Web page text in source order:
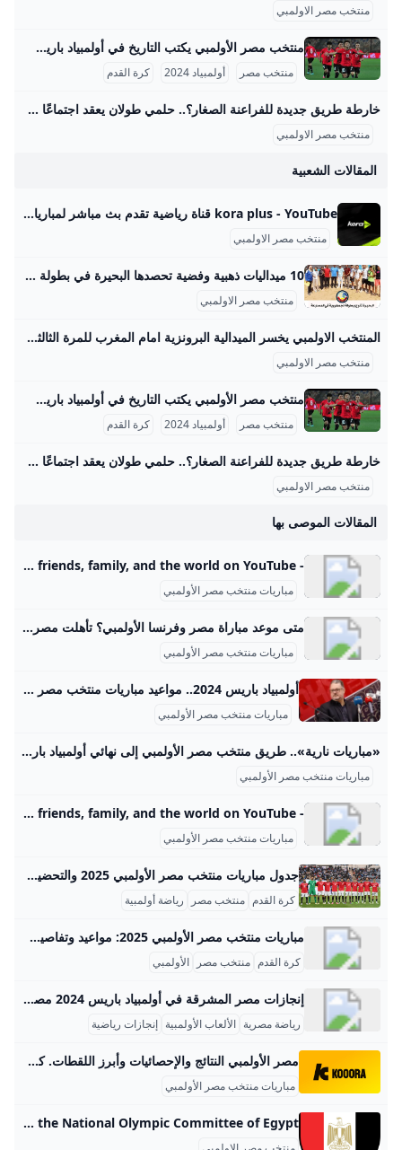
منتخب مصر الاولمبي
منتخب مصر الأولمبي يكتب التاريخ في أولمبياد باريس 2024 منتخب مصر الأولمبي لكرة القدم يعد من أعرق المنتخبات في تاريخ كرة القدم الأولمبية خارج أوروبا، حيث بدأ مشواره في أولمبياد 1920 بأنتويرب، بلجيكا، وكان ذلك أول ظهور رسمي للفراعنة خسر فيه الفريق أمام إيطاليا 2-1. بعد ذلك، حقق المنتخب المصري تقدمًا ملحوظًا في نسخة باريس 1924 حيث وصل إلى ربع النهائي لأول مرة، بعد فوزه على المجر 3-0، مما شكّل بداية قوية في بطولات الأولمبياد. في أولمبياد أمستردام 1928 كان المنتخب المصري واحدًا من أبرز الفرق حيث حقق المركز الرابع بعد فوزه على تركيا 7-1 والبرتغال 2-1، لكنه خسر في نصف النهائي أمام الأرجنتين 6-0، ومن ثم مُني بهزيمة ثقيلة أمام إيطاليا 11-3 في مباراة تحديد المركز الثالث.
منتخب مصر أولمبياد 2024 كرة القدم
خارطة طريق جديدة للفراعنة الصغار؟.. حلمي طولان يعقد اجتماعًا مصيريًا مع الجهاز الفني لمنتخب مصر الأولمبي – جريدة مانشيت عقد الجهاز الفني لمنتخب مصر تحت 23 سنة اجتماعًا اليوم برئاسة حلمي طولان، لمناقشة كافة الترتيبات الفنية والإدارية والطبية الخاصة بالمعسكر المقبل. يأتي هذا اقرأ أيضًا:رقم تاريخي.. محمد صلاح أول لاعب في البريميرليج يسجل 10 أهداف بالجولة الافتتاحية مباريات ودية حاسمة أمام تونس وتوقيتات المعسكر من المقرر أن يقام المعسكر التدريبي خلال فترة الأجندة الدولية، التي تمتد من الأول وحتى التاسع من شهر سبتمبر المقبل. ويتخلل هذا المعسكر مباراتان وديتان قويتان أمام منتخب تونس الشقيق، حيث ستقام المواجهتان يومي السادس والتاسع من سبتمبر، وذلك على أرضية استاد هيئة قناة السويس.
منتخب مصر الاولمبي
المقالات الشعبية
kora plus - YouTube قناة رياضية تقدم بث مباشر لمباريات الدوري وكأس مصر.. ومتابعة الأخبار الحصرية.. وبرامج متنوعة
منتخب مصر الاولمبي
10 ميداليات ذهبية وفضية تحصدها البحيرة في بطولة الجمهورية للمصارعة الشاطئية البحيرة تتوج ببطولة الجمهورية في المصارعة الشاطئية وتحصد ١٠ ميداليات ذهبية وفضية البحيرة تتوج ببطولة الجمهورية في المصارعة الشاطئية وتحصد ١٠ ميداليات ذهبية وفضية البحيرة تتوج ببطولة الجمهورية في المصارعة الشاطئية وتحصد ١٠ ميداليات ذهبية وفضية البحيرة تتوج ببطولة الجمهورية في المصارعة الشاطئية وتحصد ١٠ البحيرة - راندا عبد العزيز الأحد 24/أغسطس/2025 - 08:18 م 8/24/2025 8:18:07 PM تحت رعاية الدكتورة جاكلين عازر، محافظ البحيرة، حقق لاعبو المشروع القومي للموهبة والبطل الأولمبي إنجازًا رياضيًا جديدًا يضاف إلى سجل بطولات المحافظة، حيث نجحوا في انتزاع صدارة الترتيب العام ببطولة الجمهورية للمصارعة الشاطئية، التي أقيمت بمدينة رأس البر، محققين المركز الأول على مستوى فئتي 20 سنة والكبار، ليؤكدوا بذلك مكانة البحيرة كواحدة من أبرز مصانع الأبطال في مصر.
منتخب مصر الاولمبي
المنتخب الاولمبي يخسر الميدالية البرونزية امام المغرب للمرة الثالثة في تاريخه - محتوى بلس في 8 أغسطس 2024، حقق منتخب المغرب الميدالية البرونزية لكرة القدم بعد الفوز على منتخب مصر بنتيجة 6-0 في مباراة تحديد المركز الثالث. أُقيمت المباراة على ملعب لا Byسهر محمودUpdated on
منتخب مصر الاولمبي
منتخب مصر الأولمبي يكتب التاريخ في أولمبياد باريس 2024 منتخب مصر الأولمبي لكرة القدم يعد من أعرق المنتخبات في تاريخ كرة القدم الأولمبية خارج أوروبا، حيث بدأ مشواره في أولمبياد 1920 بأنتويرب، بلجيكا، وكان ذلك أول ظهور رسمي للفراعنة خسر فيه الفريق أمام إيطاليا 2-1. بعد ذلك، حقق المنتخب المصري تقدمًا ملحوظًا في نسخة باريس 1924 حيث وصل إلى ربع النهائي لأول مرة، بعد فوزه على المجر 3-0، مما شكّل بداية قوية في بطولات الأولمبياد. في أولمبياد أمستردام 1928 كان المنتخب المصري واحدًا من أبرز الفرق حيث حقق المركز الرابع بعد فوزه على تركيا 7-1 والبرتغال 2-1، لكنه خسر في نصف النهائي أمام الأرجنتين 6-0، ومن ثم مُني بهزيمة ثقيلة أمام إيطاليا 11-3 في مباراة تحديد المركز الثالث.
منتخب مصر أولمبياد 2024 كرة القدم
خارطة طريق جديدة للفراعنة الصغار؟.. حلمي طولان يعقد اجتماعًا مصيريًا مع الجهاز الفني لمنتخب مصر الأولمبي – جريدة مانشيت عقد الجهاز الفني لمنتخب مصر تحت 23 سنة اجتماعًا اليوم برئاسة حلمي طولان، لمناقشة كافة الترتيبات الفنية والإدارية والطبية الخاصة بالمعسكر المقبل. يأتي هذا اقرأ أيضًا:رقم تاريخي.. محمد صلاح أول لاعب في البريميرليج يسجل 10 أهداف بالجولة الافتتاحية مباريات ودية حاسمة أمام تونس وتوقيتات المعسكر من المقرر أن يقام المعسكر التدريبي خلال فترة الأجندة الدولية، التي تمتد من الأول وحتى التاسع من شهر سبتمبر المقبل. ويتخلل هذا المعسكر مباراتان وديتان قويتان أمام منتخب تونس الشقيق، حيث ستقام المواجهتان يومي السادس والتاسع من سبتمبر، وذلك على أرضية استاد هيئة قناة السويس.
منتخب مصر الاولمبي
المقالات الموصى بها
- YouTube Enjoy the videos and music you love, upload original content, and share it all with friends, family, and the world on YouTube.
مباريات منتخب مصر الأولمبي
متى موعد مباراة مصر وفرنسا الأولمبي؟ تأهلت مصر إلى الدور نصف النهائي من دورة الألعاب الأولمبية باريس 2024 بعد فوزها بركلات الترجيح 5-4 على باراجواي .Mar 21, 2025
مباريات منتخب مصر الأولمبي
أولمبياد باريس 2024.. مواعيد مباريات منتخب مصر بعد التعادل مع الدومينكان - اليوم السابع يخوض منتخب مصر الأولمبي مرانه الأخير اليوم، الجمعة، استعدادا لمواجهة أوزباكستان، في الجولة الثانية من منافسات المجموعات الثالثة بأولمبياد باريس 2024. أولمبياد باريس 2024.. مواعيد مباريات منتخب مصر بعد التعادل مع الدومينكان الجمعة، 26 يوليو 2024 05:30 م ويتواجد منتخب مصر الأولمبي ضمن المجموعة الثالثة التي تضم كلا من: “إسبانيا، أوزباكستان والدومينيكان”. مواعيد مباريات مصر في الأولمبياد مصر × أوزبكستان.. السادسة مساء السبت 27 يوليو. مصر × إسبانيا.. الرابعة عصر مساء الثلاثاء 30 يوليو
مباريات منتخب مصر الأولمبي
«مباريات نارية».. طريق منتخب مصر الأولمبي إلى نهائي أولمبياد باريس 2024 المصري اليوم طريق منتخب مصر الأولمبي إلى نهائي أولمبياد باريس 2024 المقامة حاليًا على الأراضي الفرنسية، تتصدر تلك العبارة محرك البحث «جوجل» خلال الساعات القليلة الماضية، وبالتحديد من قبل عشاق الفراعنة. وانطلقت فعاليات منافسات دورة… الثلاثاء 30-07-2024 22:37 | كتب: أحمد جمعة الطويل | «مباريات نارية».. طريق منتخب مصر الأولمبي إلى نهائي أولمبياد باريس 2024 تصوير : آخرون طريق منتخب مصر الأولمبي إلى نهائي أولمبياد باريس 2024 المقامة حاليًا على الأراضي الفرنسية، تتصدر تلك العبارة محرك البحث «جوجل» خلال الساعات القليلة الماضية، وبالتحديد من قبل عشاق الفراعنة.
مباريات منتخب مصر الأولمبي
- YouTube Enjoy the videos and music you love, upload original content, and share it all with friends, family, and the world on YouTube.
مباريات منتخب مصر الأولمبي
جدول مباريات منتخب مصر الأولمبي 2025 والتحضيرات للألعاب الأولمبية مباريات منتخب مصر الأولمبي لعام 2025 في بطولة كأس أمم إفريقيا تحت 23 سنة تُعد من أهم المحطات التي تُظهر تطور كرة القدم الشابة في مصر. البطولة تقام بالمغرب في الفترة من 21 ديسمبر 2025 وحتى 18 يناير 2026، وهي تمثل فرصة كبيرة للمنتخب المصري لتعزيز موقعه القاري والتأهل إلى الألعاب الأولمبية. يتم تقسيم المنتخبات في هذه البطولة إلى مجموعات، ويتنافس المنتخب المصري في المجموعة الثانية التي تضم منتخبات مثل جنوب أفريقيا وأنغولا وزيمبابوي.
كرة القدم منتخب مصر رياضة أولمبية
مباريات منتخب مصر الأولمبي 2025: مواعيد وتفاصيل هامة مباريات منتخب مصر الأولمبي في عام 2025 تتركز بشكل رئيسي في تصفيات كأس الأمم الإفريقية الأولمبية، بالإضافة إلى مشاركاته في البطولات القارية ذات الصلة. منتخب مصر الأولمبي يستعد لخوض مباريات مهمة ضمن بطولة كأس الأمم الإفريقية 2025، التي تقام في المغرب، حيث يواجه منتخب زيمبابوي في مباراة المجموعة الثانية بمدينة أغادير بتاريخ 22 ديسمبر 2025، ثم يواجه منتخب جنوب أفريقيا ضمن نفس المجموعة في 26 ديسمبر 2025، وأيضاً يلعب ضد أنغولا في 29 ديسمبر 2025 في إطار منافسات تصفيات هذا الحدث الكبير.
كرة القدم منتخب مصر الأولمبي
إنجازات مصر المشرقة في أولمبياد باريس 2024 مصر لها تاريخ أولمبي حافل ومميز يبرز انجازاتها في المحافل الدولية الرياضية بإلقاء الضوء على تفاصيل هذا التاريخ: بداية الانجازات الأولمبية المصرية كانت في دورة أمستردام 1928 التي شكلت نقطة تحول في تاريخ الرياضة المصرية والعربية، حيث استطاع المنتخب المصري أن يحقق أول 4 ميداليات في الأولمبياد: ميداليتان ذهبيتان وأخرى فضية وبرونزية، من خلال رفع الأثقال والمصارعة، وهذا الإنجاز كانت نقلة نوعية كبيرة لمصر في تاريخ الأولمبياد، إذ تمثل أول بداية للتفوق العربي في هذه الألعاب الدولية.
رياضة مصرية الألعاب الأولمبية إنجازات رياضية
مصر الأولمبي النتائج والإحصائيات وأبرز اللقطات. كووورة احصل على جميع الأخبار والتحديثات الأخيرة لفريق مصر الأولمبي بما في ذلك أخبار الانتقالات القادمة والمباريات والنتائج المباشرة. كأس أمم إفريقيا تحت 20 عامًاهيمنة مغربية للفئات السنية في سلسلة مواجهات مصربانتصاره أمام مصر بهدف البديل يونس عبدلاوي المحترف في صفوف02:1316 مايو 2025دوري أبطال إفريقيابركات: ساعدت الأهلي في اتحاد الكرة.. وهذه قصة خطاب النهائياعترف محمد بركات، العضو السابق في مجلس إدارة الاتحاد المصري03:116 أبريل 2025الزمالكوزير الرياضة المصري: بعض الأطراف رفضت التحكيم السعودي للقمةنأى وزير الشباب والرياضة المصري، أشرف صبحي، بوزارته عن أزمة13:0722 مارس 2025تايلاند U2329 لاعبا في قائمة منتخب قطر الأولمبي استعداد لبطولة الكأسأعلن البرتغالي إليديو فالي مدرب المنتخب القطري الأولمبي تحت 2314:0711 مارس 2025الألعاب الأولمبية الصيفيةميكالي مرشح لتدريب منتخب عربيدخل البرازيلي روجيرو ميكالي، المدير الفني السابق لمنتخب مصر الأولمبي،16:2511 فبراير 2025الدوري المصري الممتازأسامة فيصل: حسين لبيب أجبرني على الرحيل من الزمالكقال أسامة فيصل، مهاجم البنك الأهلي، ومنتخب مصر، إنَّه لم05:1924 يناير 2025المزيد من الأخبار
مباريات منتخب مصر الأولمبي
Egypt Official information about the National Olympic Committee of Egypt